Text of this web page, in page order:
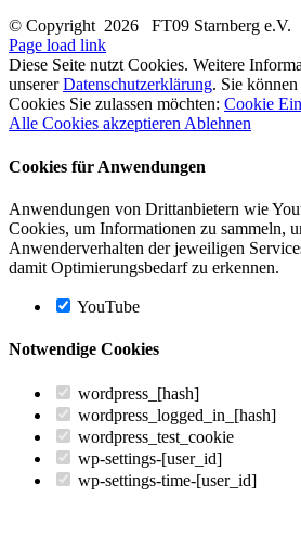
© Copyright 2026 FT09 Starnberg e.V.
Page load link
Diese Seite nutzt Cookies. Weitere
unsererDatenschutzerklärung. Sie
Cookies Sie zulassen möchten: Cookie
Alle Cookies akzeptieren Ablehnen
Cookies für Anwendungen
Anwendungen von Drittanbietern wie
Cookies, um Informationen zu sammeln,
Anwenderverhalten der jeweiligen
damit Optimierungsbedarf zu erkennen.
YouTube
Notwendige Cookies
wordpress_[hash]
wordpress_logged_in_[hash]
wordpress_test_cookie
wp-settings-[user_id]
wp-settings-time-[user_id]